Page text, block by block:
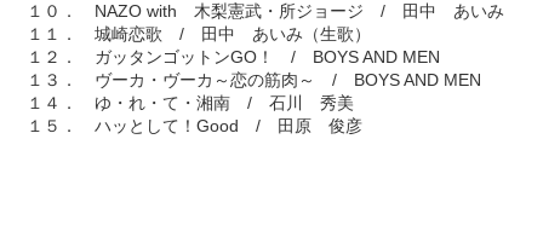
１０． NAZO with 木梨憲武・所ジョージ / 田中 あいみ
１１． 城崎恋歌 / 田中 あいみ（生歌）
１２． ガッタンゴットンGO！ / BOYS AND MEN
１３． ヴーカ・ヴーカ～恋の筋肉～ / BOYS AND MEN
１４． ゆ・れ・て・湘南 / 石川 秀美
１５． ハッとして！Good / 田原 俊彦